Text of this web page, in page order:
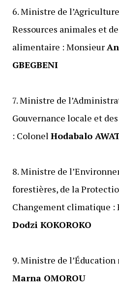
‎6. Ministre de
Ressources animales et
alimentaire : Monsieur
GBEGBENI
‎7. Ministre de
Gouvernance locale et
: Colonel Hodabalo
‎8. Ministre de
forestières, de la
Changement climatique :
Dodzi KOKOROKO
‎9. Ministre de
Marna OMOROU